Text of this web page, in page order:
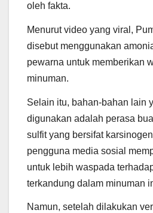
oleh fakta.
Menurut video yang viral,
disebut menggunakan
pewarna untuk memberikan
minuman.
Selain itu, bahan-bahan lain
digunakan adalah perasa
sulfit yang bersifat
pengguna media sosial
untuk lebih waspada
terkandung dalam minuman
Namun, setelah dilakukan